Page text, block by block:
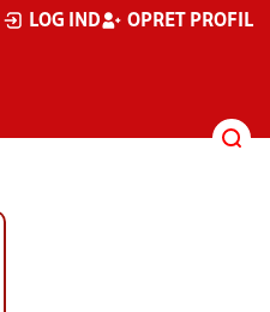
LOG IND OPRET PROFIL